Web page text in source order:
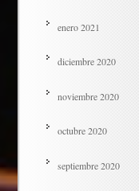
enero 2021
diciembre 2020
noviembre 2020
octubre 2020
septiembre 2020